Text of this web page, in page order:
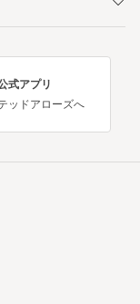
式アプリ
ッドアローズへ